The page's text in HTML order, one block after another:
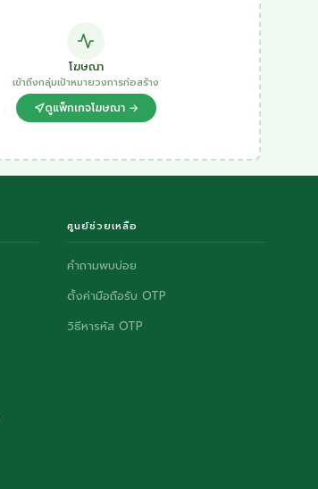
โฆษณา
เข้าถึงกลุ่มเป้าหมายวงการก่อสร้าง
ดูแพ็กเกจโฆษณา →
ศูนย์ช่วยเหลือ
คำถามพบบ่อย
ตั้งค่ามือถือรับ OTP
วิธีหารหัส OTP